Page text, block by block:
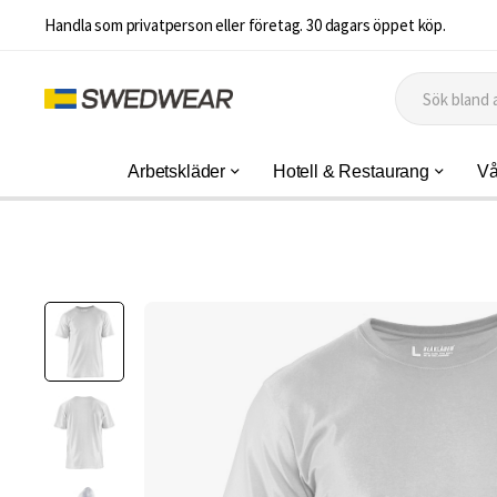
Handla som privatperson eller företag. 30 dagars öppet köp.
Arbetskläder Hotell & Restaurang
Hoppa
slutet
av
bildgalleriet